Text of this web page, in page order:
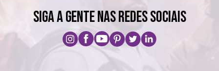
SIGA A GENTE NAS REDES SOCIAIS